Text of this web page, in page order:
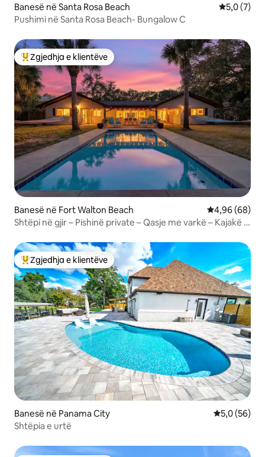
Banesë në Santa Rosa Beach Vlerësimi
5,0 (7)
Pushimi në Santa Rosa Beach- Bungalow C
Më të mirat e zgjedhjeve të klientëve
Zgjedhja e klientëve
Banesë në Fort Walton Beach Vlerësimi
4,96 (68)
Shtëpi në gjir – Pishinë private – Qasje me varkë – Kajakë –
Më të mirat e zgjedhjeve të klientëve
Zgjedhja e klientëve
Banesë në Panama City Vlerësimi
5,0 (56)
Shtëpia e urtë